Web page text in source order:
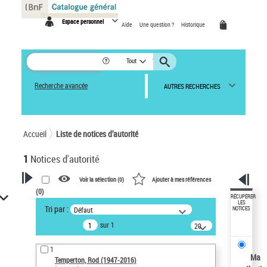
Espace personnel Aide Une question ? Historique
Tout
Recherche avancée AUTRES RECHERCHES
Accueil Liste de notices d’autorité
1 Notices d'autorité
VOTRE RECHERCHE
Recherche avancée dans les
notices d’autorité
Œuvres liées à l'auteur :
Temperton, Rod (1947-2016)
Voir la sélection (0) Ajouter à mes références
(0)
Tri par : Défaut
sur 1
20
résultats/page
1
Temperton, Rod (1947-2016)
RÉCUPÉRER
LES
NOTICES
Ma
Panneau de gestion des cookies